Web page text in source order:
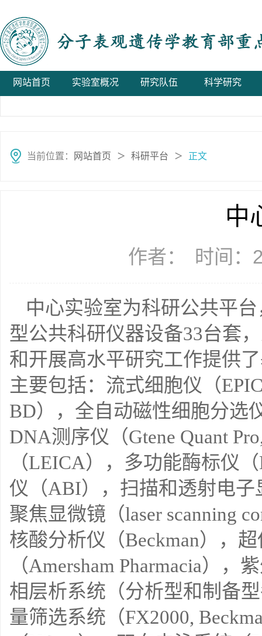
网站首页 实验室概况 研究队伍 科学研究
当前位置： 网站首页 ＞ 科研平台 ＞ 正文
中
作者： 时间：
中心实验室为科研公共平台
型公共科研仪器设备33台套
和开展高水平研究工作提供
主要包括：流式细胞仪（
BD），全自动磁性细胞分选
DNA测序仪（Gtene Quant
（LEICA），多功能酶标仪
仪（ABI），扫描和透射电
聚焦显微镜（laser scanning
核酸分析仪（Beckman），
（Amersham Pharmacia）
相层析系统（分析型和制备
量筛选系统（FX2000,